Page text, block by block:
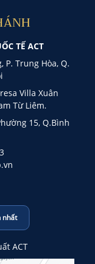
TẾ ACT
P. Trung Hòa, Q.
Villa Xuân
Từ Liêm.
15, Q.Bình
nhất
ACT